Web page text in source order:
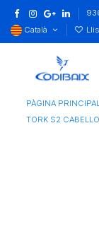
Català
PÀGINA PRINCIPAL
TORK S2